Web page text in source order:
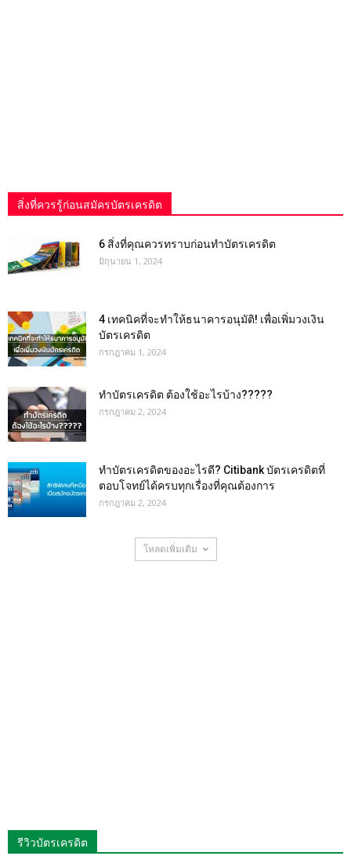
สิ่งที่ควรรู้ก่อนสมัครบัตรเครดิต
6 สิ่งที่คุณควรทราบก่อนทำบัตรเครดิต
มิถุนายน 1, 2024
4 เทคนิคที่จะทำให้ธนาคารอนุมัติ! เพื่อเพิ่มวงเงิน
บัตรเครดิต
กรกฎาคม 1, 2024
ทำบัตรเครดิต ต้องใช้อะไรบ้าง?????
กรกฎาคม 2, 2024
ทำบัตรเครดิตของอะไรดี? Citibank บัตรเครดิตที่
ตอบโจทย์ได้ครบทุกเรื่องที่คุณต้องการ
กรกฎาคม 2, 2024
โหลดเพิ่มเติม
รีวิวบัตรเครดิต